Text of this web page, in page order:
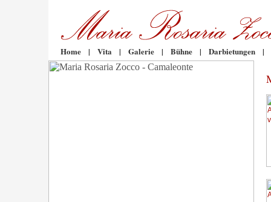
Home | Vita | Galerie | Bühne | Darbietungen |